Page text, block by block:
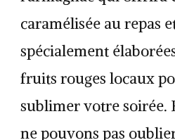
caramélisée au repas
spécialement
fruits rouges locaux
sublimer votre soirée.
ne pouvons pas